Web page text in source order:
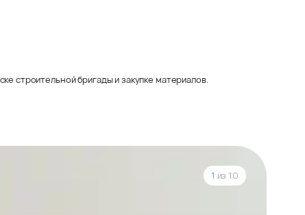
строительной бригады и закупке материалов.
1 из 10